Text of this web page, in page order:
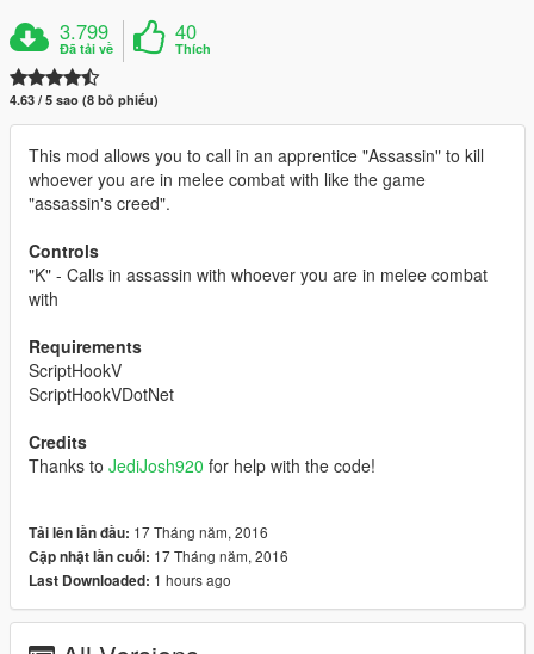
3.799
Đã tải về
40
Thích
4.63 / 5 sao (8 bỏ phiếu)
This mod allows you to call in an apprentice "Assassin" to kill
whoever you are in melee combat with like the game
"assassin's creed".
Controls
"K" - Calls in assassin with whoever you are in melee combat
with
Requirements
ScriptHookV
ScriptHookVDotNet
Credits
Thanks to JediJosh920 for help with the code!
Tải lên lần đầu: 17 Tháng năm, 2016
Cập nhật lần cuối: 17 Tháng năm, 2016
Last Downloaded: 1 hours ago